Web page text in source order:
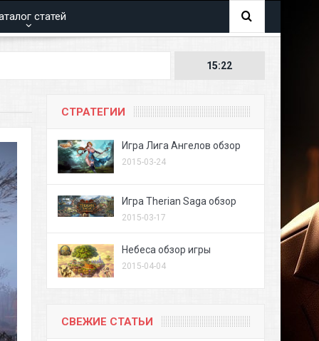
статей
15:22
СТРАТЕГИИ
Игра Лига Ангелов обзор
2015-03-24
Игра Therian Saga обзор
2015-03-17
Небеса обзор игры
2015-04-04
СВЕЖИЕ СТАТЬИ